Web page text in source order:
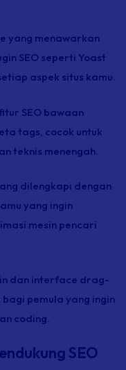
yang menawarkan
SEO seperti Yoast
aspek situs kamu.
SEO bawaan
tags, cocok untuk
teknis menengah.
dilengkapi dengan
yang ingin
mesin pencari
dan interface drag-
bagi pemula yang ingin
coding.
SEO